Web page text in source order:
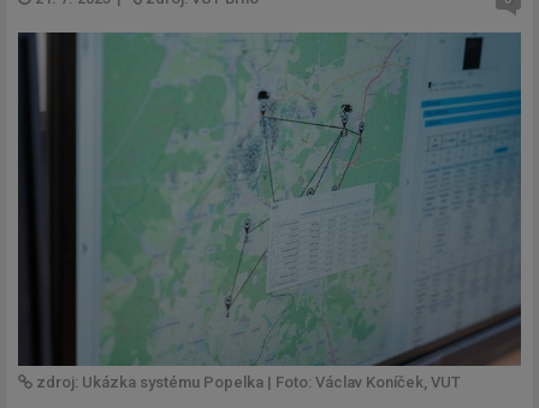
zdroj: Ukázka systému Popelka | Foto: Václav Koníček, VUT